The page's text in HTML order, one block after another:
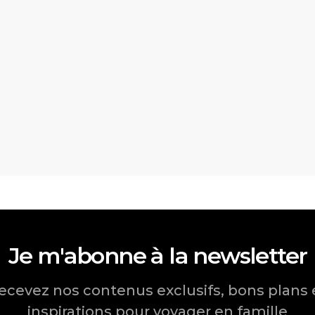
Je m'abonne à la newsletter
nos contenus exclusifs, bons plans
inspirations pour voyager en famille